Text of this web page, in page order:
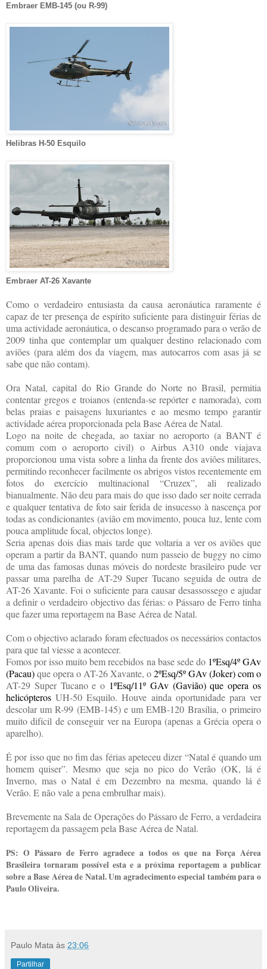
Embraer EMB-145 (ou R-99)
Helibras H-50 Esquilo
Embraer AT-26 Xavante
Como o verdadeiro entusiasta da causa aeronáutica raramente é
capaz de ter presença de espírito suficiente para distinguir férias de
uma actividade aeronáutica, o descanso programado para o verão de
2009 tinha que contemplar um qualquer destino relacionado com
aviões (para além dos da viagem, mas autocarros com asas já se
sabe que não contam).
Ora Natal, capital do Rio Grande do Norte no Brasil, permitia
contentar gregos e troianos (entenda-se repórter e namorada), com
belas praias e paisagens luxuriantes e ao mesmo tempo garantir
actividade aérea proporcionada pela Base Aérea de Natal.
Logo na noite de chegada, ao taxiar no aeroporto (a BANT é
comum com o aeroporto civil) o Airbus A310 onde viajava
proporcionou uma vista sobre a linha da frente dos aviões militares,
permitindo reconhecer facilmente os abrigos vistos recentemente em
fotos do exercício multinacional “Cruzex”, ali realizado
bianualmente. Não deu para mais do que isso dado ser noite cerrada
e qualquer tentativa de foto sair ferida de insucesso à nascença por
todas as condicionantes (avião em movimento, pouca luz, lente com
pouca amplitude focal, objectos longe).
Seria apenas dois dias mais tarde que voltaria a ver os aviões que
operam a partir da BANT, quando num passeio de buggy no cimo
de uma das famosas dunas móveis do nordeste brasileiro pude ver
passar uma parelha de AT-29 Super Tucano seguida de outra de
AT-26 Xavante. Foi o suficiente para causar desassossego e ajudar
a definir o verdadeiro objectivo das férias: o Pássaro de Ferro tinha
que fazer uma reportagem na Base Aérea de Natal.
Com o objectivo aclarado foram efectuados os necessários contactos
para que tal viesse a acontecer.
Fomos por isso muito bem recebidos na base sede do 1ºEsq/4º GAv
(Pacau)que opera o AT-26 Xavante, o2ºEsq/5º GAv (Joker) com o
AT-29 Super Tucano e o 1ºEsq/11º GAv (Gavião) que opera os
helicópterosUH-50 Esquilo. Houve ainda oportunidade para ver
descolar um R-99 (EMB-145) e um EMB-120 Brasília, o primeiro
muito difícil de conseguir ver na Europa (apenas a Grécia opera o
aparelho).
É por isso que no fim das férias apeteceu dizer “Natal é quando um
homem quiser”. Mesmo que seja no pico do Verão (OK, lá é
Inverno, mas o Natal é em Dezembro na mesma, quando lá é
Verão. E não vale a pena embrulhar mais).
Brevemente na Sala de Operações do Pássaro de Ferro, a verdadeira
reportagem da passagem pela Base Aérea de Natal.
PS: O Pássaro de Ferro agradece a todos os que na Força Aérea
Brasileira tornaram possível esta e a próxima reportagem a publicar
sobre a Base Aérea de Natal. Um agradecimento especial também para o
Paulo Oliveira.
Paulo Mata às 23:06
Partilhar